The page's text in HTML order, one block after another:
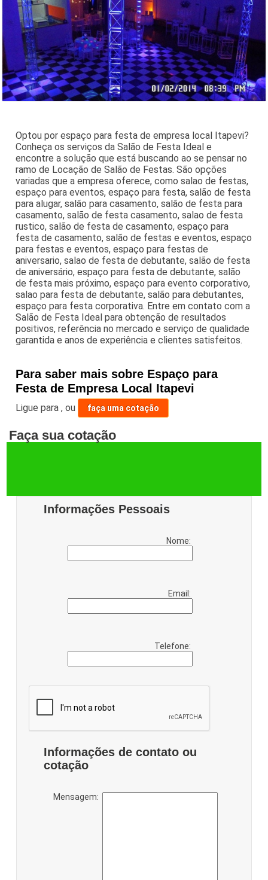
Optou por espaço para festa de empresa local Itapevi?
Conheça os serviços da Salão de Festa Ideal e
encontre a solução que está buscando ao se pensar no
ramo de Locação de Salão de Festas. São opções
variadas que a empresa oferece, como salao de festas,
espaço para eventos, espaço para festa, salão de festa
para alugar, salão para casamento, salão de festa para
casamento, salão de festa casamento, salao de festa
rustico, salão de festa de casamento, espaço para
festa de casamento, salão de festas e eventos, espaço
para festas e eventos, espaço para festas de
aniversario, salao de festa de debutante, salão de festa
de aniversário, espaço para festa de debutante, salão
de festa mais próximo, espaço para evento corporativo,
salao para festa de debutante, salão para debutantes,
espaço para festa corporativa. Entre em contato com a
Salão de Festa Ideal para obtenção de resultados
positivos, referência no mercado e serviço de qualidade
garantida e anos de experiência e clientes satisfeitos.
Para saber mais sobre Espaço para
Festa de Empresa Local Itapevi
Ligue para,ou faça uma cotação
Faça sua cotação
Informações Pessoais
Nome:
Email:
Telefone:
Informações de contato ou
cotação
Mensagem: